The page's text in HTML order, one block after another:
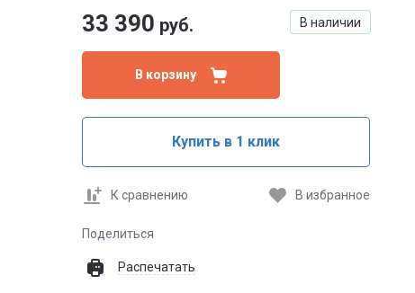
В наличии
33 390 руб.
В корзину
Купить в 1 клик
К сравнению В избранное
Поделиться
Распечатать